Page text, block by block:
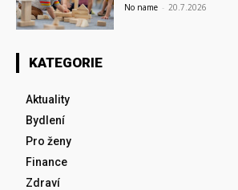
No name - 20.7.2026
KATEGORIE
Aktuality
Bydlení
Pro ženy
Finance
Zdraví